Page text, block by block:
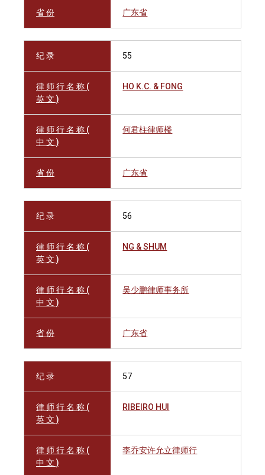
省 份 广东省
纪 录 55
律 师 行 名 称 (
英 文 )
HO K.C. & FONG
律 师 行 名 称 (
中 文 )
何君柱律师楼
省 份 广东省
纪 录 56
律 师 行 名 称 (
英 文 )
NG & SHUM
律 师 行 名 称 (
中 文 )
吴少鹏律师事务所
省 份 广东省
纪 录 57
律 师 行 名 称 (
英 文 )
RIBEIRO HUI
律 师 行 名 称 (
中 文 )
李乔安许允立律师行